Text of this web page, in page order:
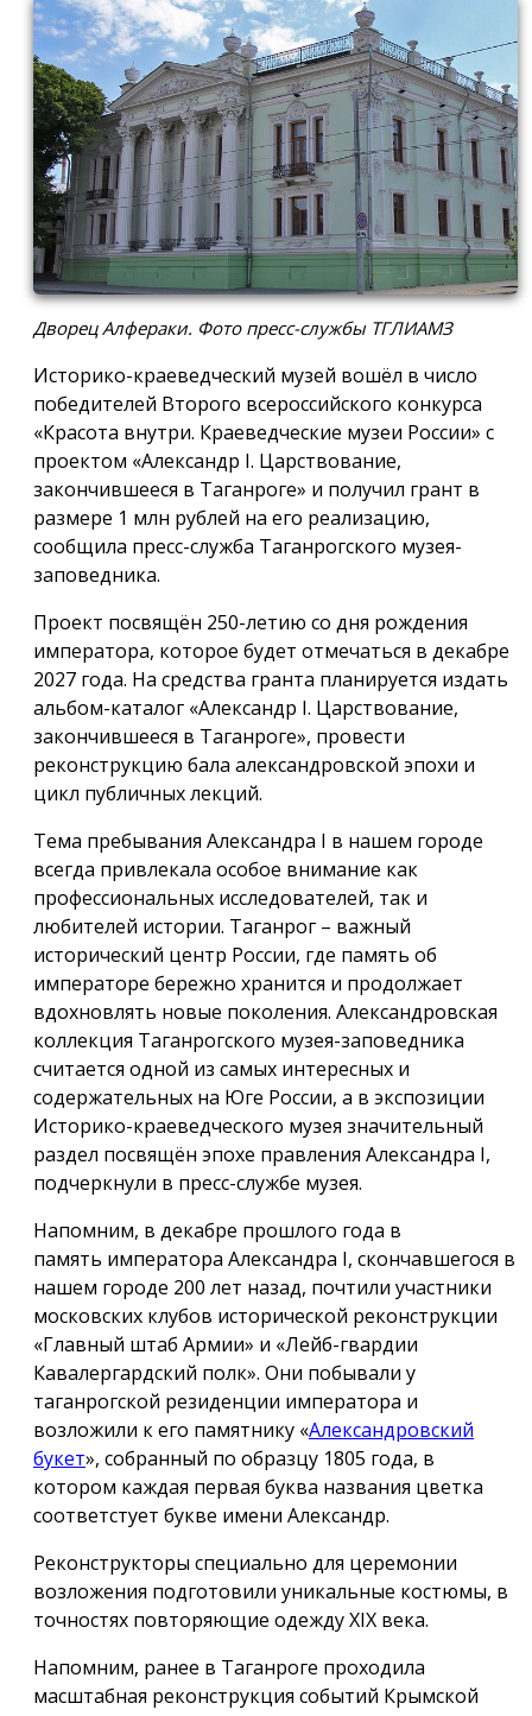
Дворец Алфераки. Фото пресс-службы ТГЛИАМЗ
Историко-краеведческий музей вошёл в число
победителей Второго всероссийского конкурса
«Красота внутри. Краеведческие музеи России» с
проектом «Александр I. Царствование,
закончившееся в Таганроге» и получил грант в
размере 1 млн рублей на его реализацию,
сообщила пресс-служба Таганрогского музея-
заповедника.
Проект посвящён 250-летию со дня рождения
императора, которое будет отмечаться в декабре
2027 года. На средства гранта планируется издать
альбом-каталог «Александр I. Царствование,
закончившееся в Таганроге», провести
реконструкцию бала александровской эпохи и
цикл публичных лекций.
Тема пребывания Александра I в нашем городе
всегда привлекала особое внимание как
профессиональных исследователей, так и
любителей истории. Таганрог – важный
исторический центр России, где память об
императоре бережно хранится и продолжает
вдохновлять новые поколения. Александровская
коллекция Таганрогского музея-заповедника
считается одной из самых интересных и
содержательных на Юге России, а в экспозиции
Историко-краеведческого музея значительный
раздел посвящён эпохе правления Александра I,
подчеркнули в пресс-службе музея.
Напомним, в декабре прошлого года в
память императора Александра I, скончавшегося в
нашем городе 200 лет назад, почтили участники
московских клубов исторической реконструкции
«Главный штаб Армии» и «Лейб-гвардии
Кавалергардский полк». Они побывали у
таганрогской резиденции императора и
возложили к его памятнику «Александровский
букет», собранный по образцу 1805 года, в
котором каждая первая буква названия цветка
соответстует букве имени Александр.
Реконструкторы специально для церемонии
возложения подготовили уникальные костюмы, в
точностях повторяющие одежду ХIX века.
Напомним, ранее в Таганроге проходила
масштабная реконструкция событий Крымской